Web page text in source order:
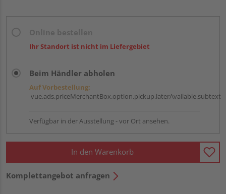
Ihr Standort ist nicht im Liefergebiet
Beim Händler abholen
Auf Vorbestellung:
vue.ads.priceMerchantBox.option.pickup.laterAvailable.subtext
Verfügbar in der Ausstellung - vor Ort ansehen.
In den Warenkorb
Komplettangebot anfragen